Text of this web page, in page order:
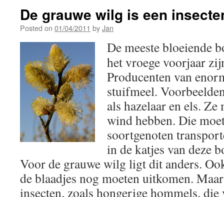
De grauwe wilg is een
Posted on 01/04/2011 byJan
De meeste bloeiende
het vroege voorjaar
Producenten van
stuifmeel.
als hazelaar en els. Ze
wind hebben. Die
soortgenoten
in de katjes van deze
Voor de grauwe wilg ligt dit anders.
de blaadjes nog moeten uitkomen.
insecten, zoals hongerige hommels,